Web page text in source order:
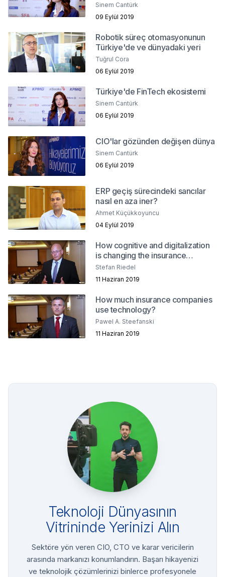
Sinem Cantürk
09 Eylül 2019
Robotik süreç otomasyonunun
Türkiye'de ve dünyadaki yeri
Tuğrul Cora
06 Eylül 2019
Türkiye'de FinTech ekosistemi
Sinem Cantürk
06 Eylül 2019
CIO'lar gözünden değişen dünya
Sinem Cantürk
06 Eylül 2019
ERP geçiş sürecindeki sancılar
nasıl en aza iner?
Ahmet Küçükkoyuncu
04 Eylül 2019
How cognitive and digitalization
is changing the insurance
industry?
Stefan Riedel
11 Haziran 2019
How much insurance companies
use technology?
Pawel A. Steefanski
11 Haziran 2019
Teknoloji Dünyasının
Vitrininde Yerinizi Alın
Sektöre yön veren CIO, CTO ve karar vericilerin
arasında markanızı konumlandırın. Başarı hikayenizi
ve teknolojik çözümlerinizi binlerce profesyonele